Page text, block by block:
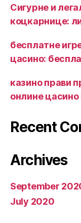
Сигурне и
коцкарнице:
бесплатне
цасино:
казино прави
онлине цасино
Recent
Archives
September
July 2020